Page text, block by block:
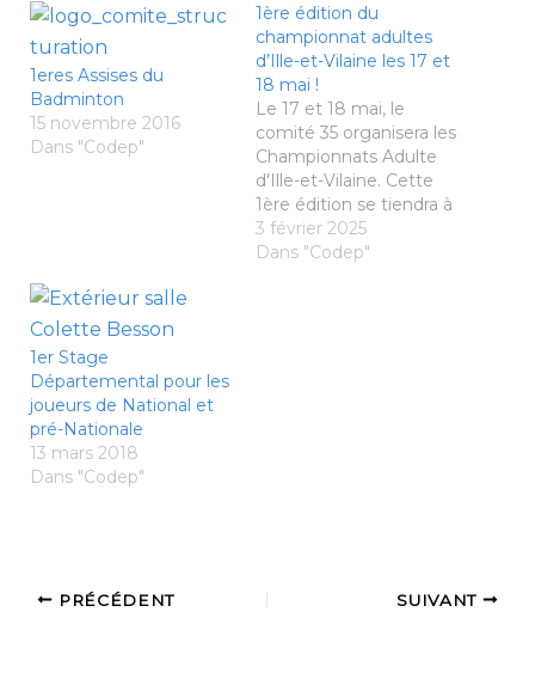
1eres Assises du
Badminton
15 novembre 2016
Dans "Codep"
1ère édition du
championnat adultes
d’Ille-et-Vilaine les 17 et
18 mai !
Le 17 et 18 mai, le
comité 35 organisera les
Championnats Adulte
d'Ille-et-Vilaine. Cette
1ère édition se tiendra à
Fougères sur deux
salles. Merci au BCPF
3 février 2025
Dans "Codep"
1er Stage
Départemental pour les
joueurs de National et
pré-Nationale
13 mars 2018
Dans "Codep"
PRÉCÉDENT SUIVANT